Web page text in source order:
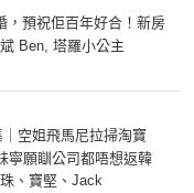
，預祝佢百年好合！新房
Ben, 塔羅小公主
｜空姐飛馬尼拉掃淘寶
寧願瞓公司都唔想返韓
、寶堅、Jack